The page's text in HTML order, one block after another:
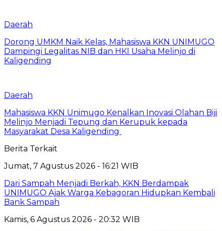
Daerah
Dorong UMKM Naik Kelas, Mahasiswa KKN UNIMUGO
Dampingi Legalitas NIB dan HKI Usaha Melinjo di
Kaligending
Daerah
Mahasiswa KKN Unimugo Kenalkan Inovasi Olahan Biji
Melinjo Menjadi Tepung dan Kerupuk kepada
Masyarakat Desa Kaligending
Berita Terkait
Jumat, 7 Agustus 2026 - 16:21 WIB
Dari Sampah Menjadi Berkah, KKN Berdampak
UNIMUGO Ajak Warga Kebagoran Hidupkan Kembali
Bank Sampah
Kamis, 6 Agustus 2026 - 20:32 WIB